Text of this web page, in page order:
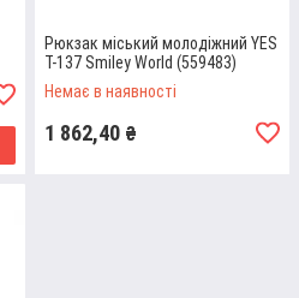
Рюкзак міський молодіжний YES
T-137 Smiley World (559483)
Немає в наявності
1 862,40 ₴